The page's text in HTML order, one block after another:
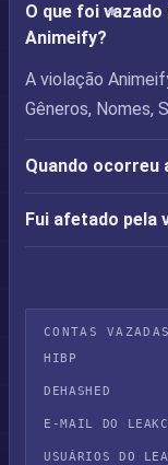
O que foi
Animeify?
A violação
Gêneros, Nomes,
Quando ocorreu
Fui afetado pela
CONTAS VAZADAS
HIBP
DEHASHED
E-MAIL DO
USUÁRIOS DO